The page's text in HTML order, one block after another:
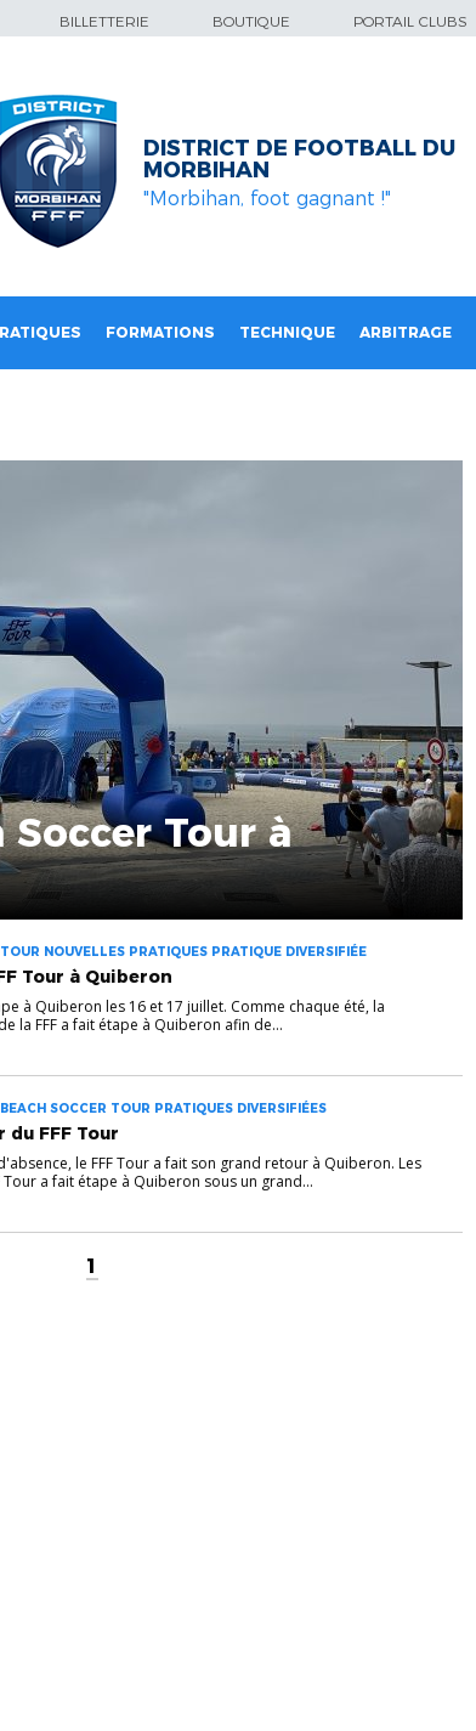
BILLETTERIE BOUTIQUE PORTAIL CLUBS
DISTRICT DE FOOTBALL DU
MORBIHAN
"Morbihan, foot gagnant !"
FORMATIONS TECHNIQUE ARBITRAGE
Soccer Tour à
NOUVELLES PRATIQUES PRATIQUE DIVERSIFIÉE
Tour à Quiberon
à Quiberon les 16 et 17 juillet. Comme chaque été, la
la FFF a fait étape à Quiberon afin de...
SOCCER TOUR PRATIQUES DIVERSIFIÉES
FFF Tour
le FFF Tour a fait son grand retour à Quiberon. Les
Tour a fait étape à Quiberon sous un grand...
1